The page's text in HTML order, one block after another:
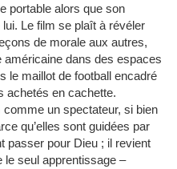
portable alors que son
Le film se plaît à révéler
de morale aux autres,
américaine dans des espaces
le maillot de football encadré
achetés en cachette.
un spectateur, si bien
qu’elles sont guidées par
passer pour Dieu ; il revient
le seul apprentissage –